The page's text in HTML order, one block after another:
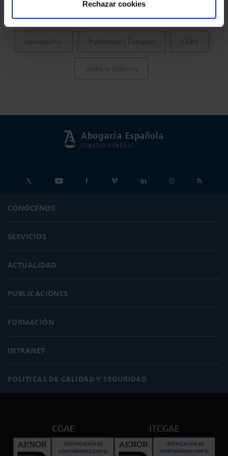
Rechazar cookies
coronavirus Parlamento Europeo CGPJ
Justicia Gratuita
Abogacía Española
CONSEJO GENERAL
CONÓCENOS
SERVICIOS
ACTUALIDAD
PUBLICACIONES
FORMACIÓN
INTRANET
POLÍTICAS DE CALIDAD Y SEGURIDAD
CGAE ITCGAE